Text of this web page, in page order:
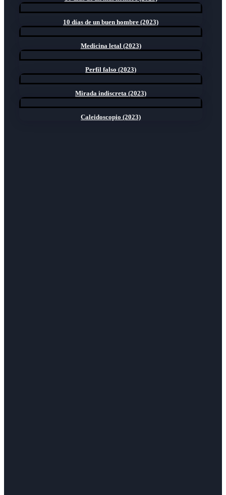
10 días de un buen hombre (2023)
Medicina letal (2023)
Perfil falso (2023)
Mirada indiscreta (2023)
Caleidoscopio (2023)